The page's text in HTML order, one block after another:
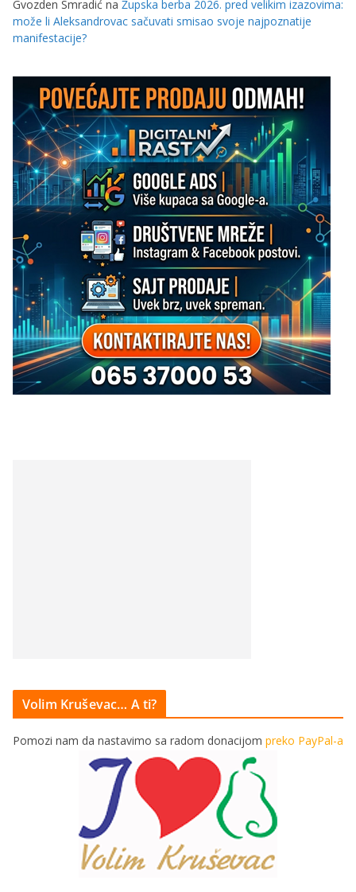
Gvozden Smradić na Župska berba 2026. pred velikim izazovima:
može li Aleksandrovac sačuvati smisao svoje najpoznatije
manifestacije?
Volim Kruševac… A ti?
Pomozi nam da nastavimo sa radom donacijom preko PayPal-a